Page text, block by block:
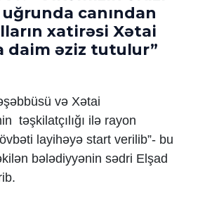
canından
xatirəsi Xətai
daim əziz tutulur”
və Xətai
təşkilatçılığı ilə rayon
layihəyə start verilib”- bu
bələdiyyənin sədri Elşad